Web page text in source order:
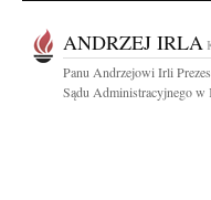
ANDRZEJ IRLA
Panu Andrzejowi Irli
Sądu Administracyjnego w